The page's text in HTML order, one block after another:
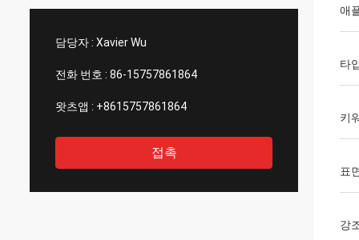
담당자 : Xavier Wu
전화 번호 : 86-15757861864
왓츠앱 : +8615757861864
접촉
애
타
키
표
강